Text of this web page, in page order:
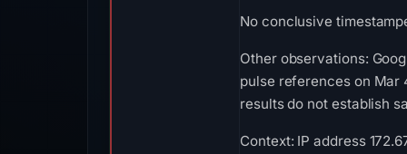
No conclusive
Other observations:
pulse references on Mar
results do not establish
Context: IP address